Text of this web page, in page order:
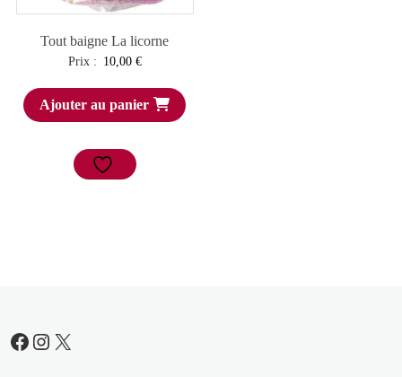
Tout baigne La licorne
Prix : 10,00 €
Ajouter au panier
Facebook
Instagram
X